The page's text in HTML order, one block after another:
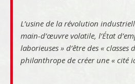
L’usine de la révolution
main-d’œuvre volatile, l’État
laborieuses » d’être des « classes
philanthrope de créer une « cité